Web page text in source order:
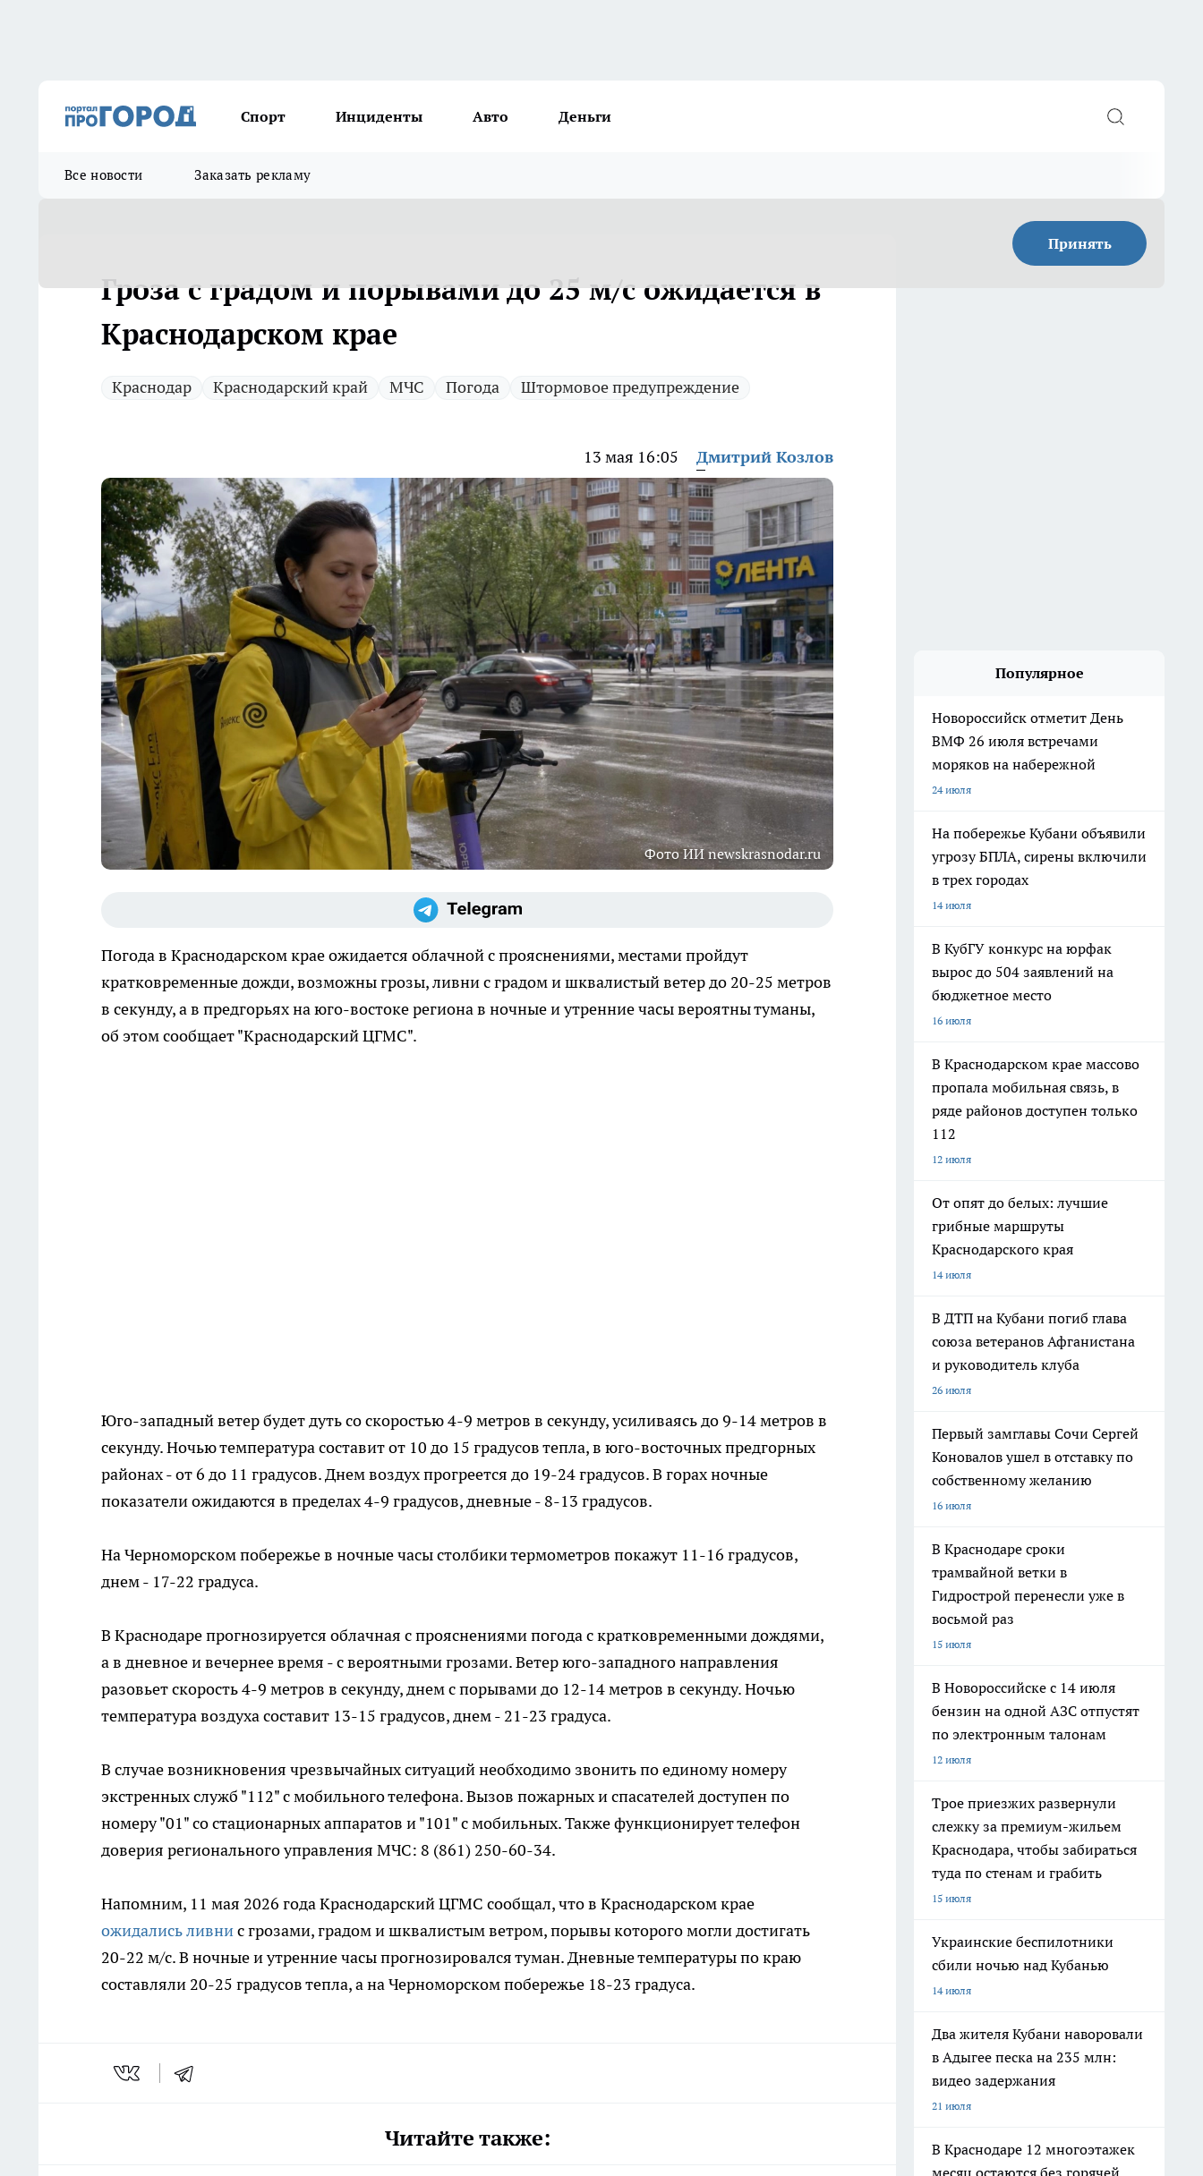
Спорт Инциденты Авто Деньги
Все новости Заказать рекламу
Принять
Гроза с градом и порывами до 25 м/с ожидается в
Краснодарском крае
Краснодар Краснодарский край МЧС Погода Штормовое предупреждение
13 мая 16:05 Дмитрий Козлов
Фото ИИ newskrasnodar.ru
Погода в Краснодарском крае ожидается облачной с прояснениями, местами пройдут
кратковременные дожди, возможны грозы, ливни с градом и шквалистый ветер до 20-25 метров
в секунду, а в предгорьях на юго-востоке региона в ночные и утренние часы вероятны туманы,
об этом сообщает "Краснодарский ЦГМС".
Юго-западный ветер будет дуть со скоростью 4-9 метров в секунду, усиливаясь до 9-14 метров в
секунду. Ночью температура составит от 10 до 15 градусов тепла, в юго-восточных предгорных
районах - от 6 до 11 градусов. Днем воздух прогреется до 19-24 градусов. В горах ночные
показатели ожидаются в пределах 4-9 градусов, дневные - 8-13 градусов.
На Черноморском побережье в ночные часы столбики термометров покажут 11-16 градусов,
днем - 17-22 градуса.
В Краснодаре прогнозируется облачная с прояснениями погода с кратковременными дождями,
а в дневное и вечернее время - с вероятными грозами. Ветер юго-западного направления
разовьет скорость 4-9 метров в секунду, днем с порывами до 12-14 метров в секунду. Ночью
температура воздуха составит 13-15 градусов, днем - 21-23 градуса.
В случае возникновения чрезвычайных ситуаций необходимо звонить по единому номеру
экстренных служб "112" с мобильного телефона. Вызов пожарных и спасателей доступен по
номеру "01" со стационарных аппаратов и "101" с мобильных. Также функционирует телефон
доверия регионального управления МЧС: 8 (861) 250-60-34.
Напомним, 11 мая 2026 года Краснодарский ЦГМС сообщал, что в Краснодарском крае
ожидались ливнис грозами, градом и шквалистым ветром, порывы которого могли достигать
20-22 м/с. В ночные и утренние часы прогнозировался туман. Дневные температуры по краю
составляли 20-25 градусов тепла, а на Черноморском побережье 18-23 градуса.
Читайте также:
Популярное
Новороссийск отметит День
ВМФ 26 июля встречами
моряков на набережной
24 июля
На побережье Кубани объявили
угрозу БПЛА, сирены включили
в трех городах
14 июля
В КубГУ конкурс на юрфак
вырос до 504 заявлений на
бюджетное место
16 июля
В Краснодарском крае массово
пропала мобильная связь, в
ряде районов доступен только
112
12 июля
От опят до белых: лучшие
грибные маршруты
Краснодарского края
14 июля
В ДТП на Кубани погиб глава
союза ветеранов Афганистана
и руководитель клуба
26 июля
Первый замглавы Сочи Сергей
Коновалов ушел в отставку по
собственному желанию
16 июля
В Краснодаре сроки
трамвайной ветки в
Гидрострой перенесли уже в
восьмой раз
15 июля
В Новороссийске с 14 июля
бензин на одной АЗС отпустят
по электронным талонам
12 июля
Трое приезжих развернули
слежку за премиум-жильем
Краснодара, чтобы забираться
туда по стенам и грабить
15 июля
Украинские беспилотники
сбили ночью над Кубанью
14 июля
Два жителя Кубани наворовали
в Адыгее песка на 235 млн:
видео задержания
21 июля
В Краснодаре 12 многоэтажек
месяц остаются без горячей